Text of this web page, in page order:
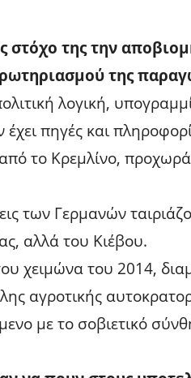
στόχο της την
της
λογική,
έχει πηγές και
το Κρεμλίνο,
των Γερμανών
αλλά του Κιέβου.
χειμώνα του 2014,
αγροτικής
με το σοβιετικό